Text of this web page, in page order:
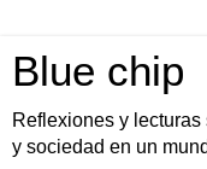
Blue chip
Reflexiones y
y sociedad en un